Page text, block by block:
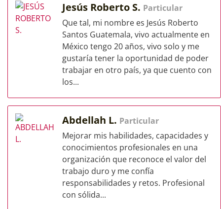
Jesús Roberto S. Particular
Que tal, mi nombre es Jesús Roberto
Santos Guatemala, vivo actualmente en
México tengo 20 años, vivo solo y me
gustaría tener la oportunidad de poder
trabajar en otro país, ya que cuento con
los...
Abdellah L. Particular
Mejorar mis habilidades, capacidades y
conocimientos profesionales en una
organización que reconoce el valor del
trabajo duro y me confía
responsabilidades y retos. Profesional
con sólida...